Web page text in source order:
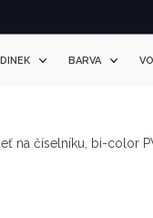
BARVA
na číselníku, bi-color